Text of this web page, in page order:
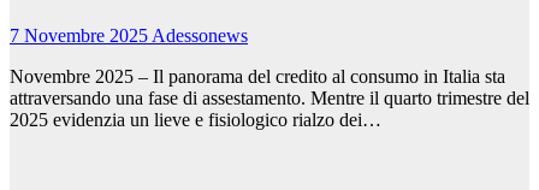
7 Novembre 2025 Adessonews
Novembre 2025 – Il panorama del credito al consumo in Italia sta
attraversando una fase di assestamento. Mentre il quarto trimestre del
2025 evidenzia un lieve e fisiologico rialzo dei…